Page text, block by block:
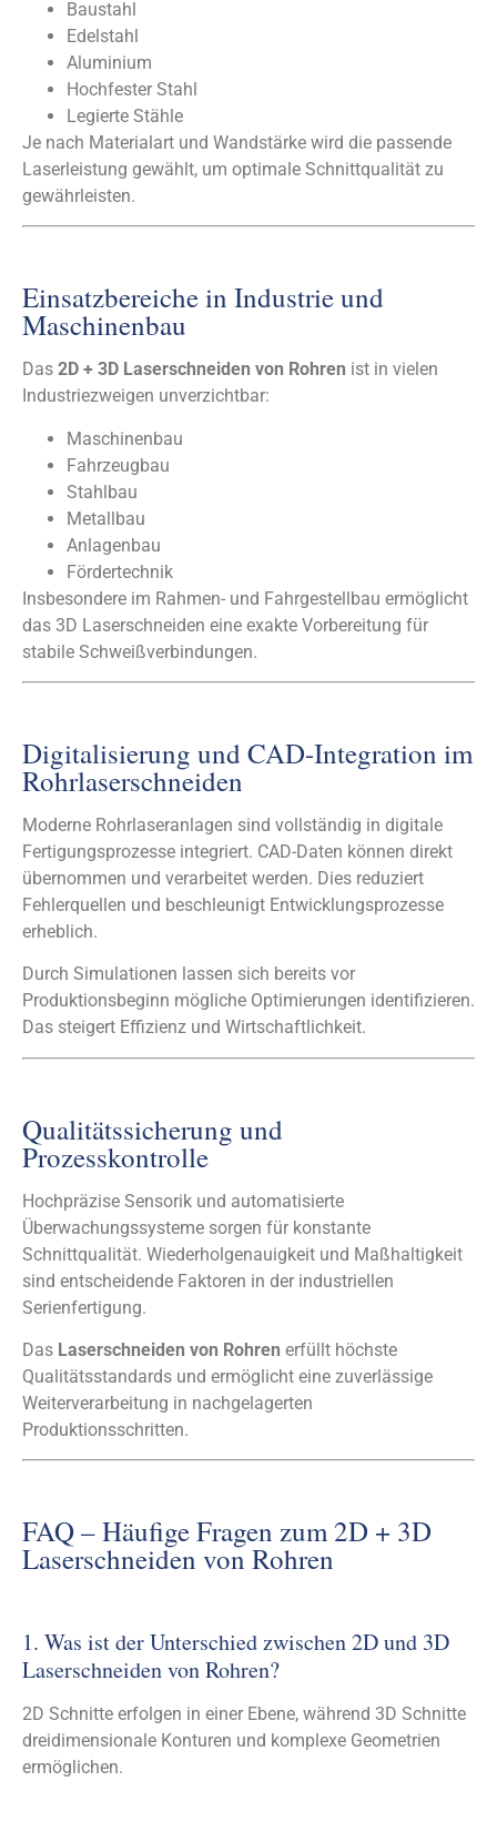
Baustahl
Edelstahl
Aluminium
Hochfester Stahl
Legierte Stähle
Je nach Materialart und Wandstärke wird die passende
Laserleistung gewählt, um optimale Schnittqualität zu
gewährleisten.
Einsatzbereiche in Industrie und
Maschinenbau
Das 2D + 3D Laserschneiden von Rohren ist in vielen
Industriezweigen unverzichtbar:
Maschinenbau
Fahrzeugbau
Stahlbau
Metallbau
Anlagenbau
Fördertechnik
Insbesondere im Rahmen- und Fahrgestellbau ermöglicht
das 3D Laserschneiden eine exakte Vorbereitung für
stabile Schweißverbindungen.
Digitalisierung und CAD-Integration im
Rohrlaserschneiden
Moderne Rohrlaseranlagen sind vollständig in digitale
Fertigungsprozesse integriert. CAD-Daten können direkt
übernommen und verarbeitet werden. Dies reduziert
Fehlerquellen und beschleunigt Entwicklungsprozesse
erheblich.
Durch Simulationen lassen sich bereits vor
Produktionsbeginn mögliche Optimierungen identifizieren.
Das steigert Effizienz und Wirtschaftlichkeit.
Qualitätssicherung und
Prozesskontrolle
Hochpräzise Sensorik und automatisierte
Überwachungssysteme sorgen für konstante
Schnittqualität. Wiederholgenauigkeit und Maßhaltigkeit
sind entscheidende Faktoren in der industriellen
Serienfertigung.
Das Laserschneiden von Rohren erfüllt höchste
Qualitätsstandards und ermöglicht eine zuverlässige
Weiterverarbeitung in nachgelagerten
Produktionsschritten.
FAQ – Häufige Fragen zum 2D + 3D
Laserschneiden von Rohren
1. Was ist der Unterschied zwischen 2D und 3D
Laserschneiden von Rohren?
2D Schnitte erfolgen in einer Ebene, während 3D Schnitte
dreidimensionale Konturen und komplexe Geometrien
ermöglichen.